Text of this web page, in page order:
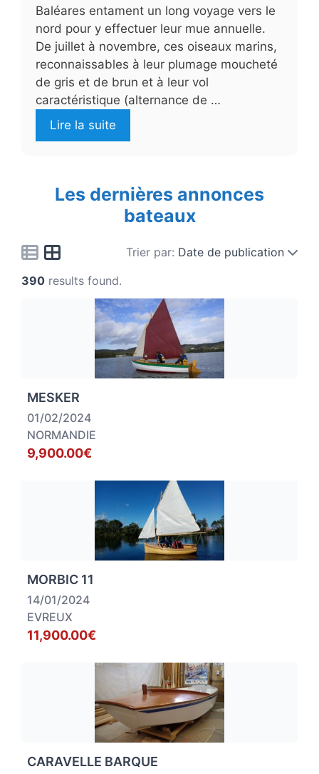
Baléares entament un long voyage vers le
nord pour y effectuer leur mue annuelle.
De juillet à novembre, ces oiseaux marins,
reconnaissables à leur plumage moucheté
de gris et de brun et à leur vol
caractéristique (alternance de …
Lire la suite
Les dernières annonces
bateaux
Trier par: Date de publication
390 results found.
MESKER
01/02/2024
NORMANDIE
9,900.00€
MORBIC 11
14/01/2024
EVREUX
11,900.00€
CARAVELLE BARQUE